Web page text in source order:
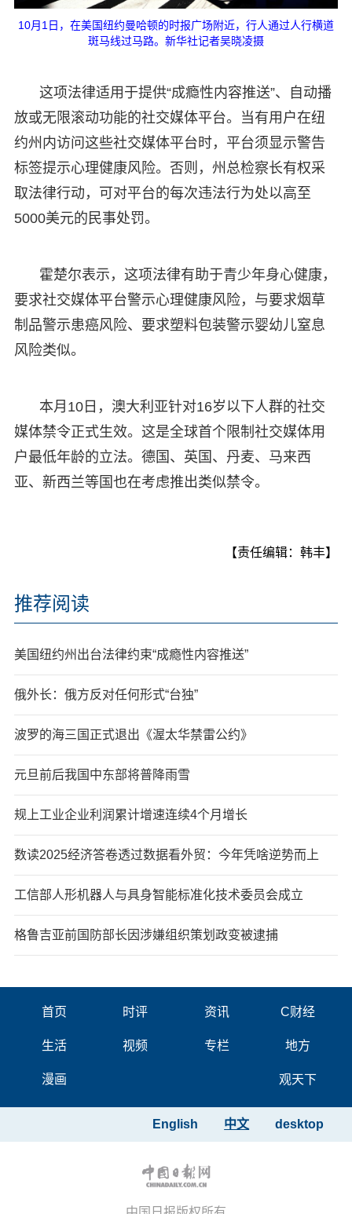
10月1日，在美国纽约曼哈顿的时报广场附近，行人通过人行横道
斑马线过马路。新华社记者吴晓凌摄
这项法律适用于提供“成瘾性内容推送”、自动播
放或无限滚动功能的社交媒体平台。当有用户在纽
约州内访问这些社交媒体平台时，平台须显示警告
标签提示心理健康风险。否则，州总检察长有权采
取法律行动，可对平台的每次违法行为处以高至
5000美元的民事处罚。
霍楚尔表示，这项法律有助于青少年身心健康，
要求社交媒体平台警示心理健康风险，与要求烟草
制品警示患癌风险、要求塑料包装警示婴幼儿窒息
风险类似。
本月10日，澳大利亚针对16岁以下人群的社交
媒体禁令正式生效。这是全球首个限制社交媒体用
户最低年龄的立法。德国、英国、丹麦、马来西
亚、新西兰等国也在考虑推出类似禁令。
【责任编辑：韩丰】
推荐阅读
美国纽约州出台法律约束“成瘾性内容推送”
俄外长：俄方反对任何形式“台独”
波罗的海三国正式退出《渥太华禁雷公约》
元旦前后我国中东部将普降雨雪
规上工业企业利润累计增速连续4个月增长
数读2025经济答卷透过数据看外贸：今年凭啥逆势而上
工信部人形机器人与具身智能标准化技术委员会成立
格鲁吉亚前国防部长因涉嫌组织策划政变被逮捕
首页 时评 资讯 C财经
生活 视频 专栏 地方
漫画 观天下
desktop
中文
English